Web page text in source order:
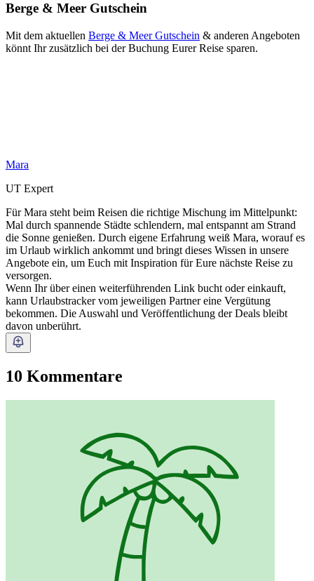
Berge & Meer Gutschein
Mit dem aktuellen Berge & Meer Gutschein & anderen Angeboten
könnt Ihr zusätzlich bei der Buchung Eurer Reise sparen.
Mara
UT Expert
Für Mara steht beim Reisen die richtige Mischung im Mittelpunkt:
Mal durch spannende Städte schlendern, mal entspannt am Strand
die Sonne genießen. Durch eigene Erfahrung weiß Mara, worauf es
im Urlaub wirklich ankommt und bringt dieses Wissen in unsere
Angebote ein, um Euch mit Inspiration für Eure nächste Reise zu
versorgen.
Wenn Ihr über einen weiterführenden Link bucht oder einkauft,
kann Urlaubstracker vom jeweiligen Partner eine Vergütung
bekommen. Die Auswahl und Veröffentlichung der Deals bleibt
davon unberührt.
10 Kommentare